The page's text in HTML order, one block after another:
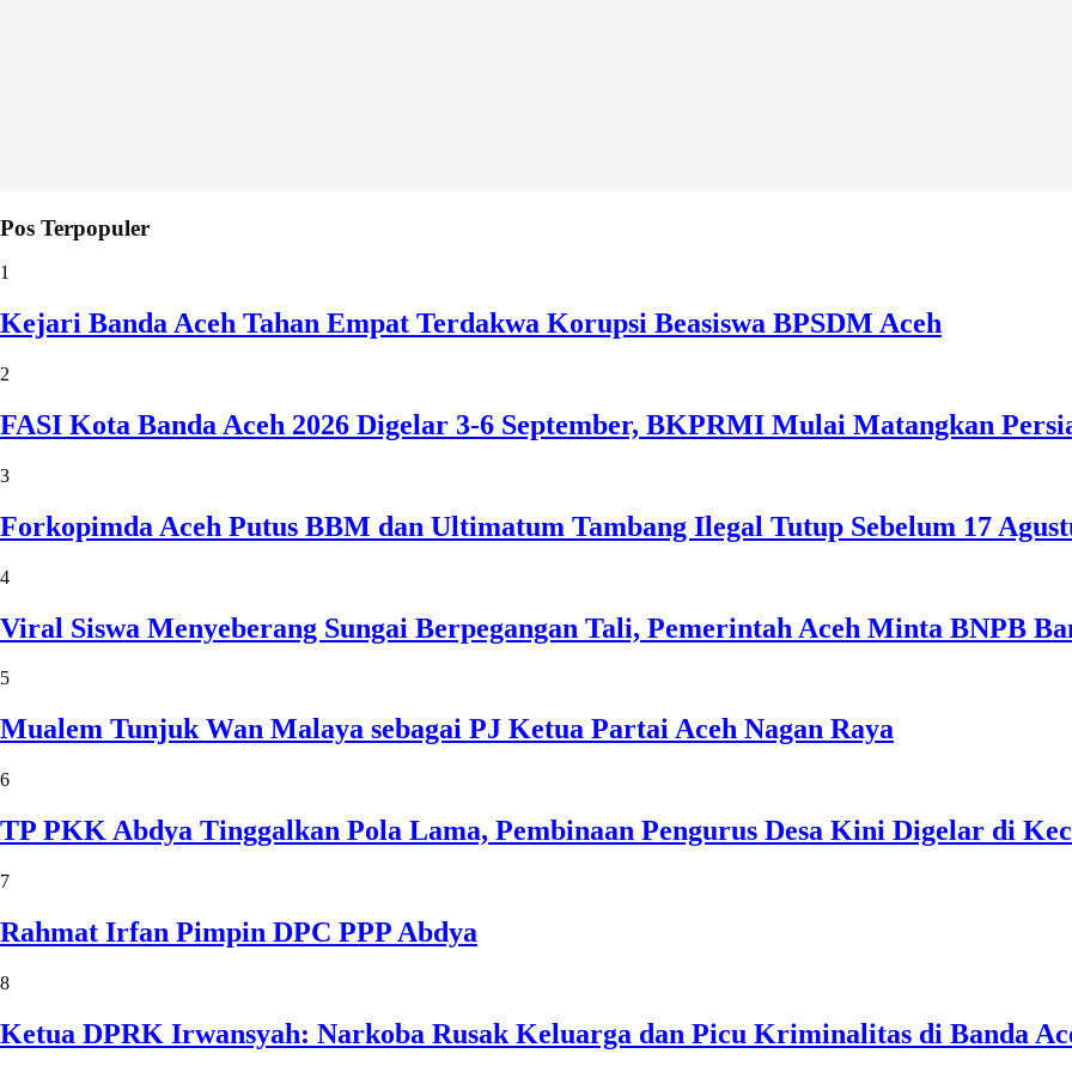
Pos Terpopuler
1
Kejari Banda Aceh Tahan Empat Terdakwa Korupsi Beasiswa BPSDM Aceh
2
FASI Kota Banda Aceh 2026 Digelar 3-6 September, BKPRMI Mulai Matangkan
3
Forkopimda Aceh Putus BBM dan Ultimatum Tambang Ilegal Tutup Sebelum 17
4
Viral Siswa Menyeberang Sungai Berpegangan Tali, Pemerintah Aceh Minta BNPB
5
Mualem Tunjuk Wan Malaya sebagai PJ Ketua Partai Aceh Nagan Raya
6
TP PKK Abdya Tinggalkan Pola Lama, Pembinaan Pengurus Desa Kini Digelar di
7
Rahmat Irfan Pimpin DPC PPP Abdya
8
Ketua DPRK Irwansyah: Narkoba Rusak Keluarga dan Picu Kriminalitas di Banda